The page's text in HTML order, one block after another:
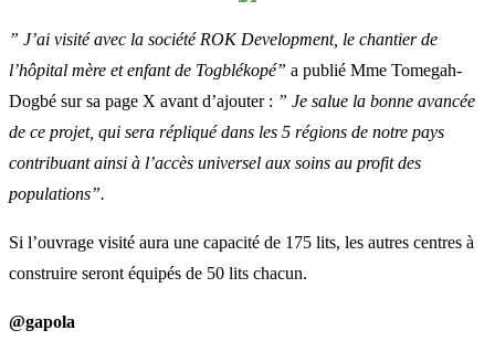
” J’ai visité avec la société ROK Development, le chantier de
l’hôpital mère et enfant de Togblékopé” a publié Mme Tomegah-
Dogbé sur sa page X avant d’ajouter : ” Je salue la bonne avancée
de ce projet, qui sera répliqué dans les 5 régions de notre pays
contribuant ainsi à l’accès universel aux soins au profit des
populations”.
Si l’ouvrage visité aura une capacité de 175 lits, les autres centres à
construire seront équipés de 50 lits chacun.
@gapola